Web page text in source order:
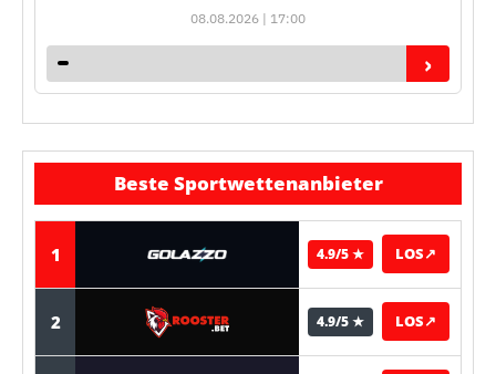
08.08.2026 | 17:00
›
Beste Sportwettenanbieter
1 4.9/5 ★ LOS↗
2 4.9/5 ★ LOS↗